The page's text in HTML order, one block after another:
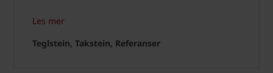
Les mer
Teglstein, Takstein, Referanser